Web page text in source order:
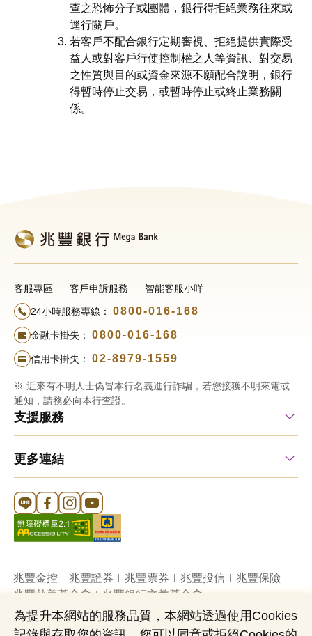
查之恐怖分子或團體，銀行得拒絕業務往來或
逕行關戶。
若客戶不配合銀行定期審視、拒絕提供實際受
益人或對客戶行使控制權之人等資訊、對交易
之性質與目的或資金來源不願配合說明，銀行
得暫時停止交易，或暫時停止或終止業務關
係。
客服專區 客戶申訴服務 智能客服小咩
24小時服務專線： 0800-016-168
金融卡掛失： 0800-016-168
信用卡掛失： 02-8979-1559
※ 近來有不明人士偽冒本行名義進行詐騙，若您接獲不明來電或
通知，請務必向本行查證。
支援服務
更多連結
Line 官方帳號
FB 官方帳號
Instagram 官方帳號
YouTube 官方帳號
兆豐金控 兆豐證券 兆豐票券 兆豐投信
兆豐保險
兆豐慈善基金會
兆豐銀行文教基金會
為提升本網站的服務品質，本網站透過使用Cookies